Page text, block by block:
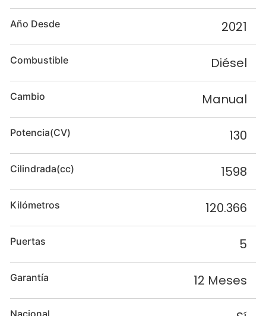
Año Desde 2021
Combustible Diésel
Cambio Manual
Potencia(CV) 130
Cilindrada(cc) 1598
Kilómetros 120.366
Puertas 5
Garantía 12 Meses